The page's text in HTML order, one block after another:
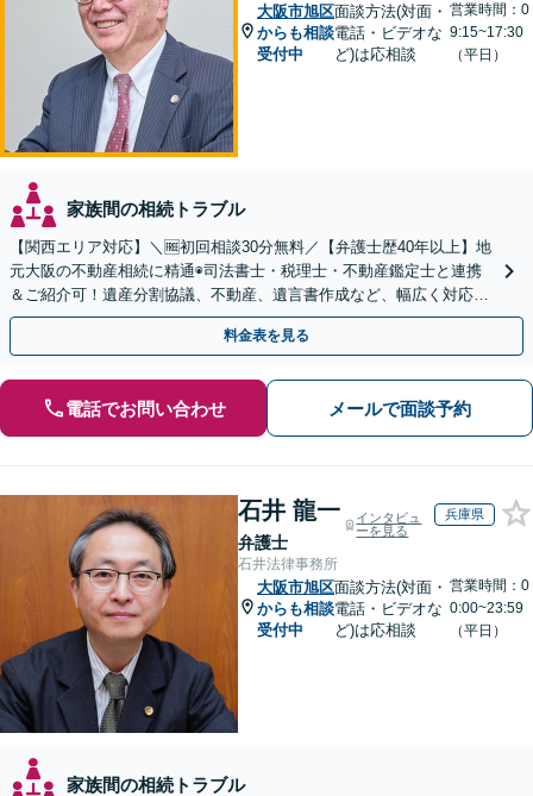
大阪市旭区
からも相談
受付中
面談方法(対面・
電話・ビデオな
ど)は応相談
営業時間：0
9:15~17:30
（平日）
家族間の相続トラブル
【関西エリア対応】＼🆓初回相談30分無料／【弁護士歴40年以上】地
元大阪の不動産相続に精通◉司法書士・税理士・不動産鑑定士と連携
＆ご紹介可！遺産分割協議、不動産、遺言書作成など、幅広く対応し
ます。お気軽にご相談ください
料金表を見る
電話でお問い合わせ メールで面談予約
石井 龍一
弁護士
インタビュ
ーを見る
兵庫県
石井法律事務所
大阪市旭区
からも相談
受付中
面談方法(対面・
電話・ビデオな
ど)は応相談
営業時間：0
0:00~23:59
（平日）
家族間の相続トラブル